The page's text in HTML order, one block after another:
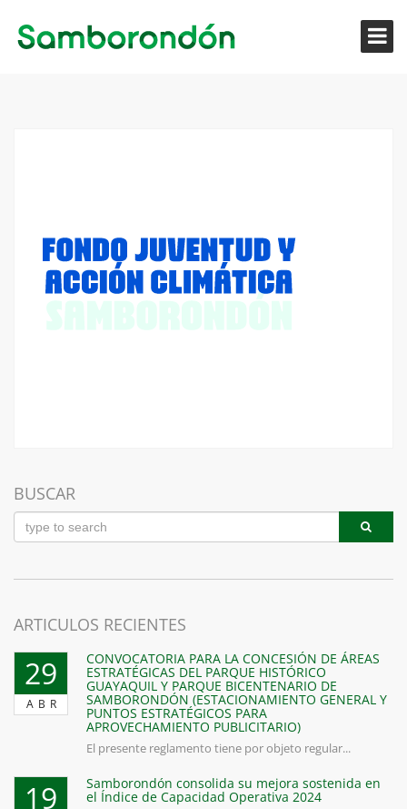
BUSCAR
ARTICULOS RECIENTES
29
ABR
CONVOCATORIA PARA LA CONCESIÓN DE ÁREAS
ESTRATÉGICAS DEL PARQUE HISTÓRICO
GUAYAQUIL Y PARQUE BICENTENARIO DE
SAMBORONDÓN (ESTACIONAMIENTO GENERAL Y
PUNTOS ESTRATÉGICOS PARA
APROVECHAMIENTO PUBLICITARIO)
El presente reglamento tiene por objeto regular...
19 Samborondón consolida su mejora sostenida en
el Índice de Capacidad Operativa 2024